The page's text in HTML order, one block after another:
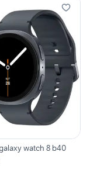
watch 8 b40